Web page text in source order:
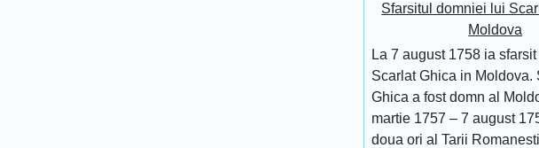
Sfarsitul domniei lui
Moldova
La 7 august 1758 ia
Scarlat Ghica in Moldova.
Ghica a fost domn al
martie 1757 – 7 august
doua ori al Tarii